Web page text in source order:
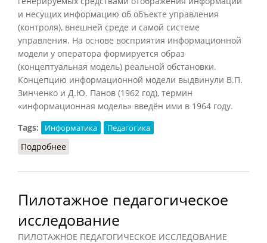
и несущих информацию об объекте управления
(контроля), внешней среде и самой системе
управления. На основе восприятия информационной
модели у оператора формируется образ
(концептуальная модель) реальной обстановки.
Концепцию информационной модели выдвинули В.П.
Зинченко и Д.Ю. Панов (1962 год), термин
«информационная модель» введён ими в 1964 году.
Tags:
Информатика Педагогика
Подробнее
Пилотажное педагогическое
исследование
ПИЛОТАЖНОЕ ПЕДАГОГИЧЕСКОЕ ИССЛЕДОВАНИЕ